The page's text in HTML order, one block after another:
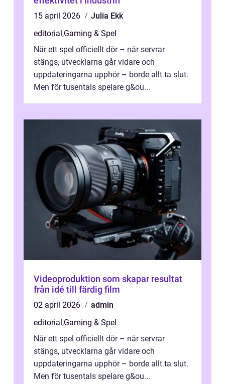
15 april 2026
Julia Ekk
editorial,Gaming & Spel
När ett spel officiellt dör – när servrar
stängs, utvecklarna går vidare och
uppdateringarna upphör – borde allt ta slut.
Men för tusentals spelare g&ou...
Videoproduktion som skapar resultat
från idé till färdig film
02 april 2026
admin
editorial,Gaming & Spel
När ett spel officiellt dör – när servrar
stängs, utvecklarna går vidare och
uppdateringarna upphör – borde allt ta slut.
Men för tusentals spelare g&ou...